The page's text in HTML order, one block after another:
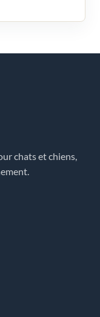
chats et chiens,